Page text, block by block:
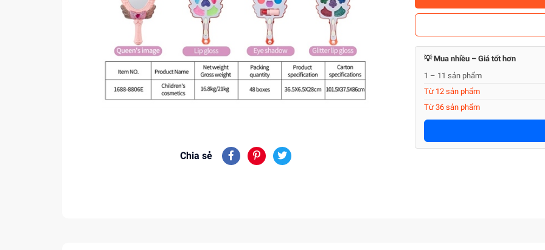
Chia sẻ
💡 Mua nhiều – Giá tốt hơn
1 – 11 sản phẩm
Từ 12 sản phẩm
Từ 36 sản phẩm